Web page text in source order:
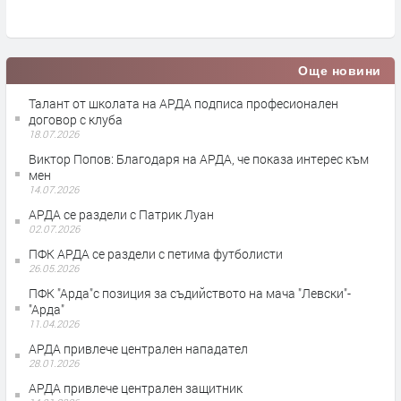
Още новини
Талант от школата на АРДА подписа професионален
договор с клуба
18.07.2026
Виктор Попов: Благодаря на АРДА, че показа интерес към
мен
14.07.2026
АРДА се раздели с Патрик Луан
02.07.2026
ПФК АРДА се раздели с петима футболисти
26.05.2026
ПФК "Арда"с позиция за съдийството на мача "Левски"-
"Арда"
11.04.2026
АРДА привлече централен нападател
28.01.2026
АРДА привлече централен защитник